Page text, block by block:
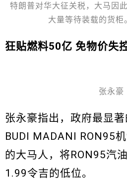
特朗普对华大征关税，大马因
大量等待装载的货柜
狂贴燃料50亿 免物价失
张永豪
张永豪指出，政府最显
BUDI MADANI RON95
的大马人，将RON95汽
1.99令吉的低位。